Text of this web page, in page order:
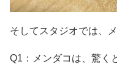
そしてスタジオでは、
Q1 ：メンダコは、驚く